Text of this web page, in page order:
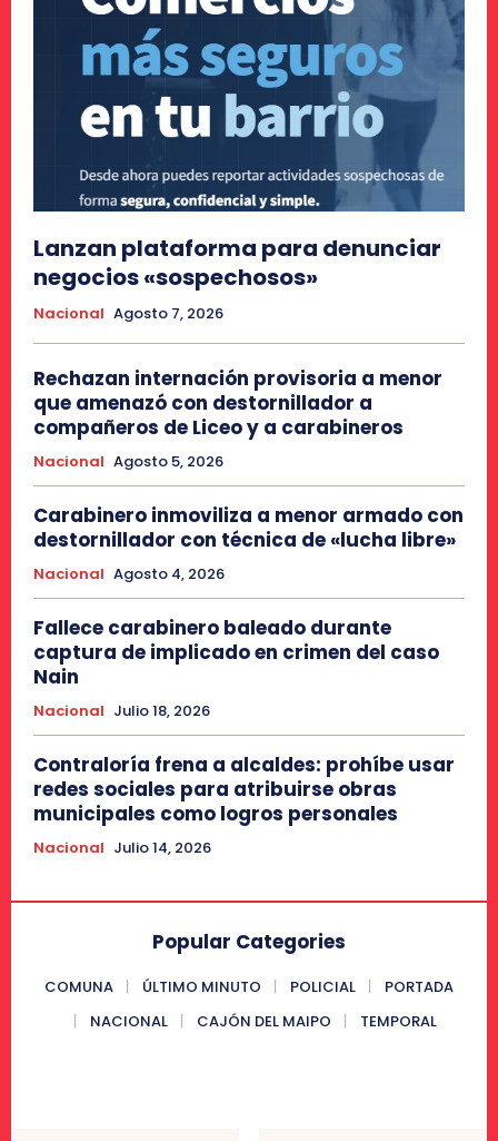
Lanzan plataforma para denunciar
negocios «sospechosos»
Nacional Agosto 7, 2026
Rechazan internación provisoria a menor
que amenazó con destornillador a
compañeros de Liceo y a carabineros
Nacional Agosto 5, 2026
Carabinero inmoviliza a menor armado con
destornillador con técnica de «lucha libre»
Nacional Agosto 4, 2026
Fallece carabinero baleado durante
captura de implicado en crimen del caso
Nain
Nacional Julio 18, 2026
Contraloría frena a alcaldes: prohíbe usar
redes sociales para atribuirse obras
municipales como logros personales
Nacional Julio 14, 2026
Popular Categories
COMUNA ÚLTIMO MINUTO POLICIAL
PORTADA
NACIONAL
CAJÓN DEL MAIPO TEMPORAL